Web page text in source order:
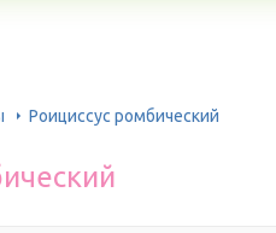
Роициссус ромбический